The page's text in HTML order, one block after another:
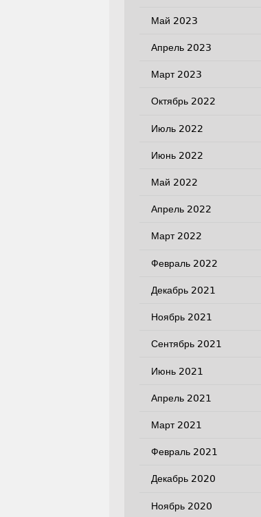
Май 2023
Апрель 2023
Март 2023
Октябрь 2022
Июль 2022
Июнь 2022
Май 2022
Апрель 2022
Март 2022
Февраль 2022
Декабрь 2021
Ноябрь 2021
Сентябрь 2021
Июнь 2021
Апрель 2021
Март 2021
Февраль 2021
Декабрь 2020
Ноябрь 2020